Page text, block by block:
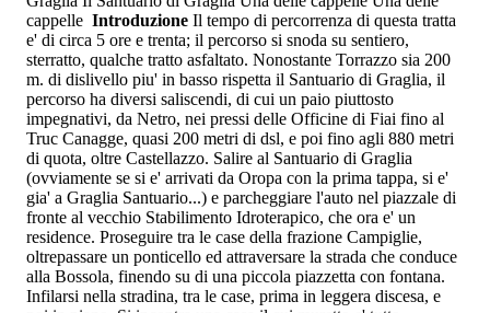
cappelle Introduzione Il tempo di percorrenza di questa tratta
e' di circa 5 ore e trenta; il percorso si snoda su sentiero,
sterratto, qualche tratto asfaltato. Nonostante Torrazzo sia 200
m. di dislivello piu' in basso rispetta il Santuario di Graglia, il
percorso ha diversi saliscendi, di cui un paio piuttosto
impegnativi, da Netro, nei pressi delle Officine di Fiai fino al
Truc Canagge, quasi 200 metri di dsl, e poi fino agli 880 metri
di quota, oltre Castellazzo. Salire al Santuario di Graglia
(ovviamente se si e' arrivati da Oropa con la prima tappa, si e'
gia' a Graglia Santuario...) e parcheggiare l'auto nel piazzale di
fronte al vecchio Stabilimento Idroterapico, che ora e' un
residence. Proseguire tra le case della frazione Campiglie,
oltrepassare un ponticello ed attraversare la strada che conduce
alla Bossola, finendo su di una piccola piazzetta con fontana.
Infilarsi nella stradina, tra le case, prima in leggera discesa, e